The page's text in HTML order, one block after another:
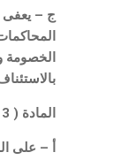
ج – يعفى
الخصومة
المادة ( 3 ) :
أ – على